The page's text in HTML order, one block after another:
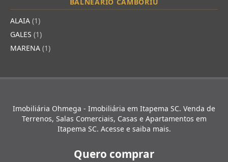
ALAIA (1)
GALES (1)
MARENA (1)
Imobiliária Ohmega - Imobiliária em Itapema SC. Venda de
Terrenos, Salas Comerciais, Casas e Apartamentos em
Itapema SC. Acesse e saiba mais.
Quero comprar